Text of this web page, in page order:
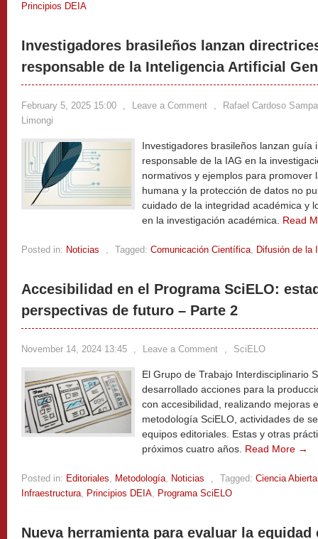
Principios DEIA
Investigadores brasileños lanzan
responsable de la Inteligencia Artificial
February 5, 2025 15:00 , Leave a Comment ,
Rafael Cardoso
Limongi
Investigadores brasileños lanzan guía
responsable de la IAG en la
normativos y ejemplos para promover
humana y la protección de datos no
cuidado de la integridad académica y
en la investigación académica. Read
Posted in: Noticias , Tagged: Comunicación Científica, Difusión de la
Accesibilidad en el Programa SciELO:
perspectivas de futuro – Parte 2
November 14, 2024 13:45 , Leave a Comment , SciELO
El Grupo de Trabajo Interdisciplinario
desarrollado acciones para la
con accesibilidad, realizando mejoras
metodología SciELO, actividades de
equipos editoriales. Estas y otras
próximos cuatro años. Read More →
Posted in: Editoriales, Metodología, Noticias , Tagged: Ciencia Abierta
Infraestructura, Principios DEIA, Programa SciELO
Nueva herramienta para evaluar la